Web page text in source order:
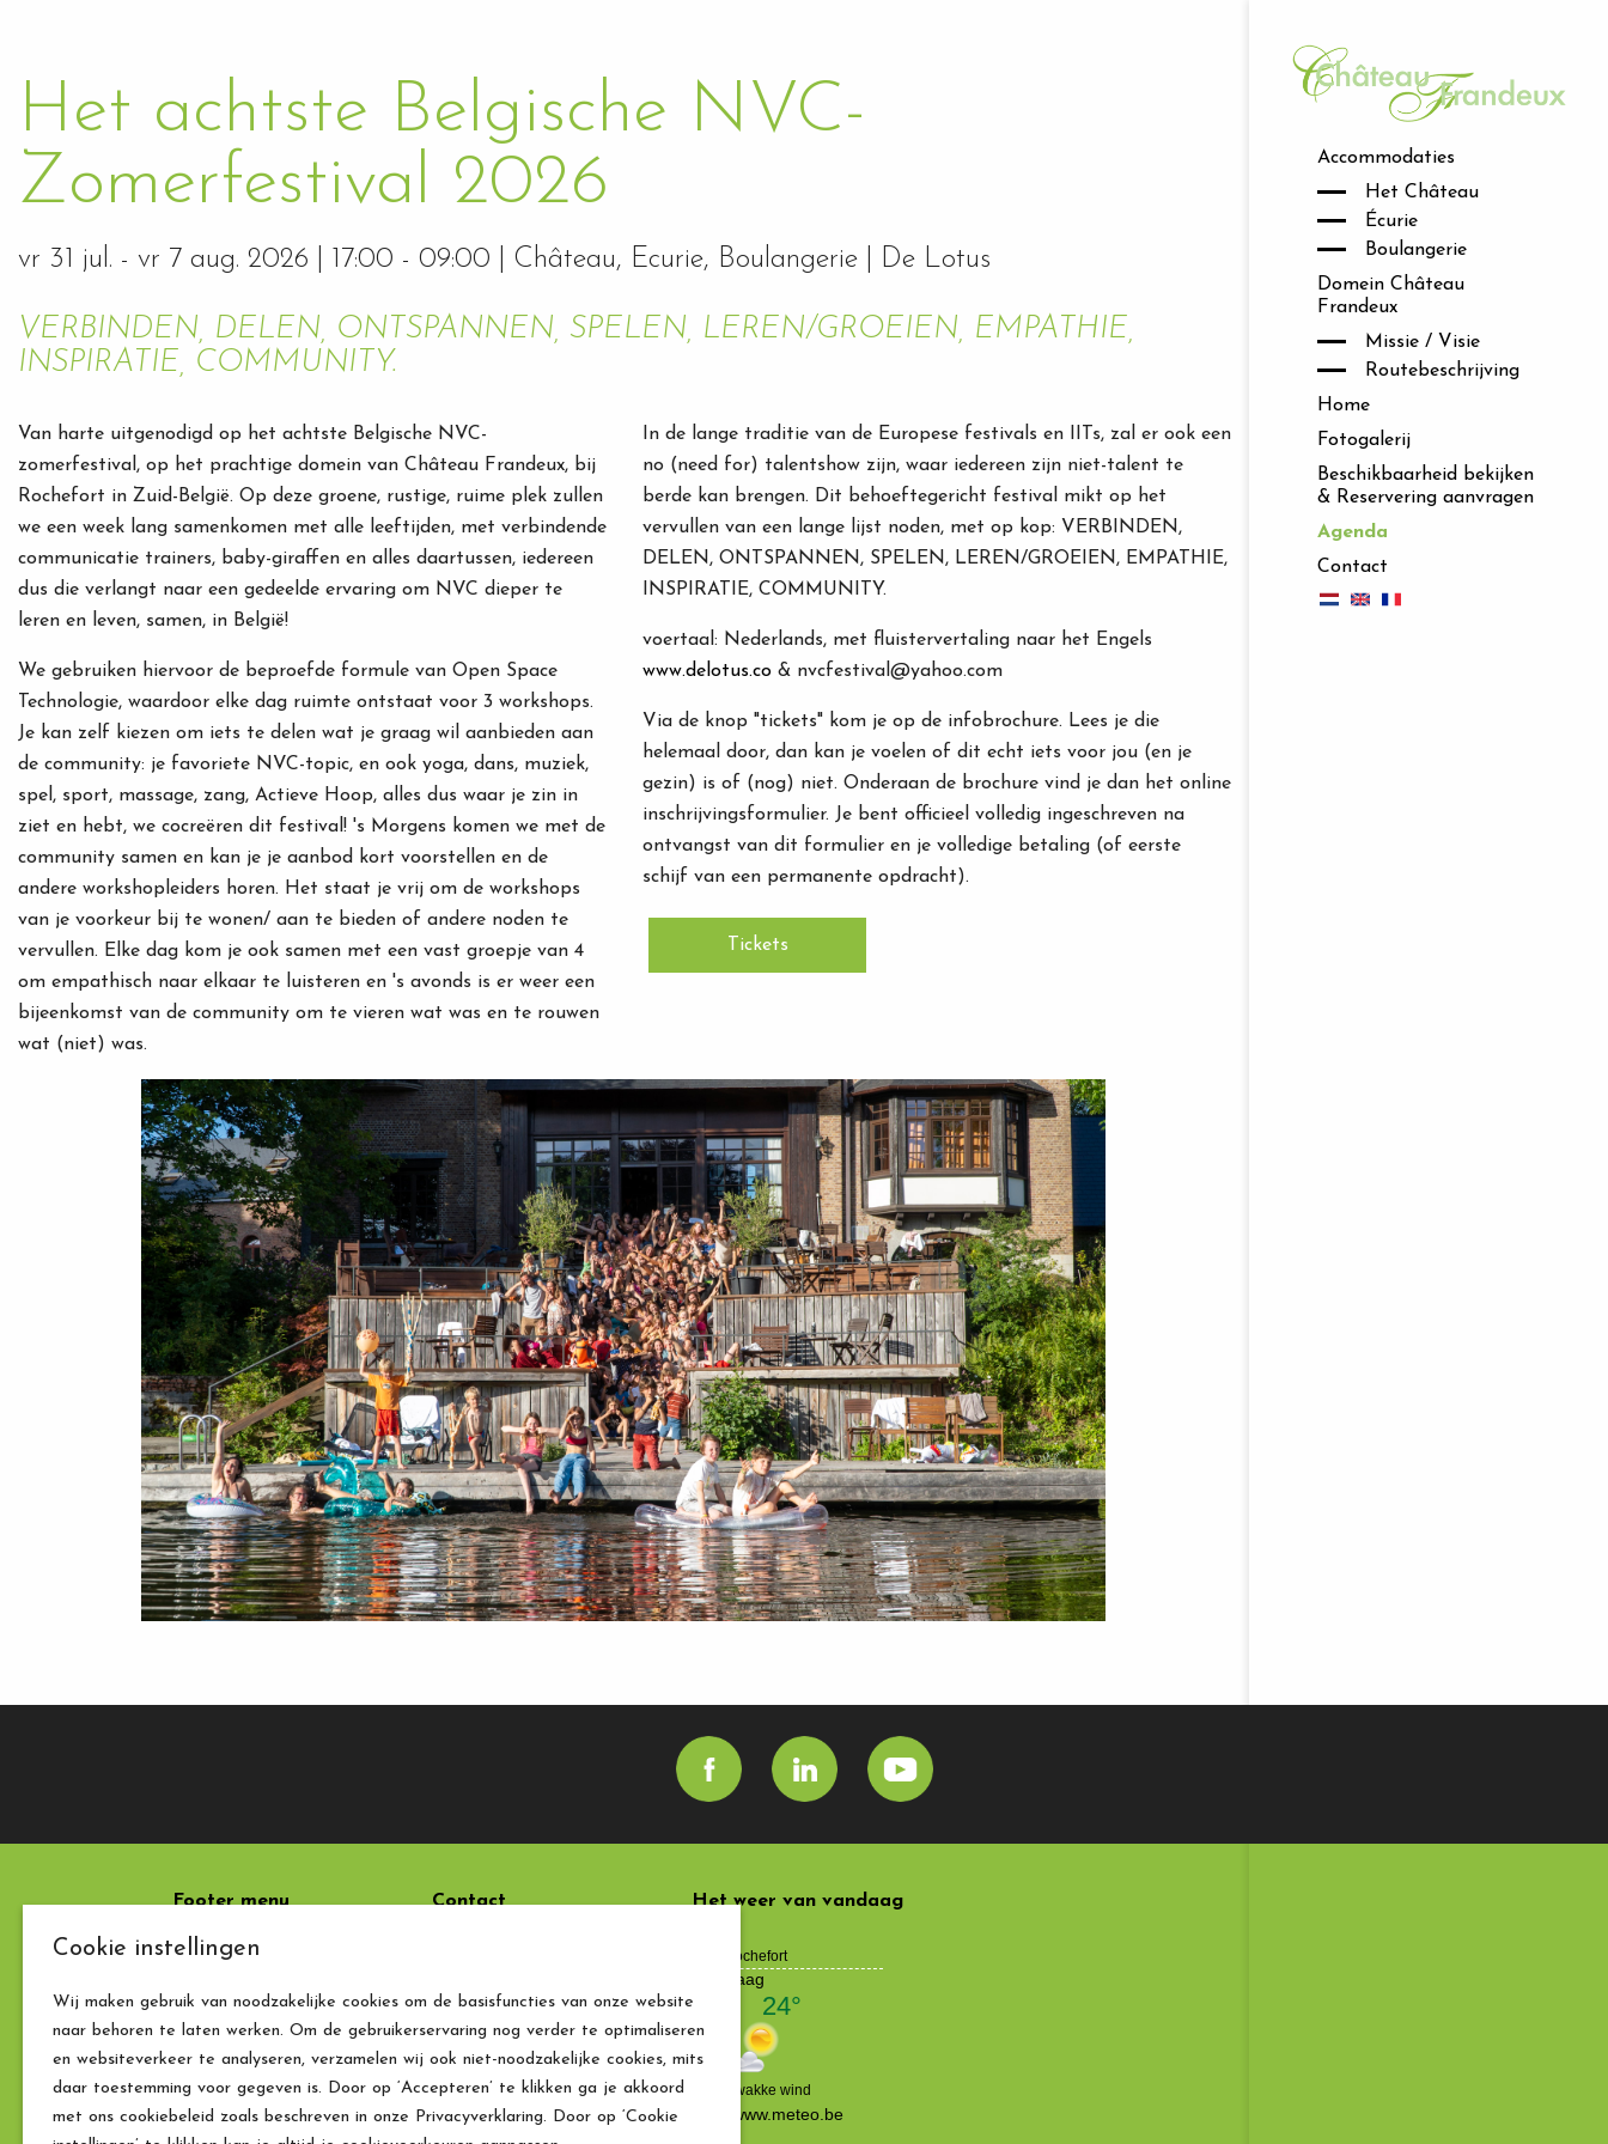
Het achtste Belgische NVC-
Zomerfestival 2026
vr 31 jul. - vr 7 aug. 2026 | 17:00 - 09:00 | Château, Ecurie, Boulangerie | De Lotus
VERBINDEN, DELEN, ONTSPANNEN, SPELEN, LEREN/GROEIEN, EMPATHIE,
INSPIRATIE, COMMUNITY.
Van harte uitgenodigd op het achtste Belgische NVC-
zomerfestival, op het prachtige domein van Château Frandeux, bij
Rochefort in Zuid-België. Op deze groene, rustige, ruime plek zullen
we een week lang samenkomen met alle leeftijden, met verbindende
communicatie trainers, baby-giraffen en alles daartussen, iedereen
dus die verlangt naar een gedeelde ervaring om NVC dieper te
leren en leven, samen, in België!
We gebruiken hiervoor de beproefde formule van Open Space
Technologie, waardoor elke dag ruimte ontstaat voor 3 workshops.
Je kan zelf kiezen om iets te delen wat je graag wil aanbieden aan
de community: je favoriete NVC-topic, en ook yoga, dans, muziek,
spel, sport, massage, zang, Actieve Hoop, alles dus waar je zin in
ziet en hebt, we cocreëren dit festival! 's Morgens komen we met de
community samen en kan je je aanbod kort voorstellen en de
andere workshopleiders horen. Het staat je vrij om de workshops
van je voorkeur bij te wonen/ aan te bieden of andere noden te
vervullen. Elke dag kom je ook samen met een vast groepje van 4
om empathisch naar elkaar te luisteren en 's avonds is er weer een
bijeenkomst van de community om te vieren wat was en te rouwen
wat (niet) was.
In de lange traditie van de Europese festivals en IITs, zal er ook een
no (need for) talentshow zijn, waar iedereen zijn niet-talent te
berde kan brengen. Dit behoeftegericht festival mikt op het
vervullen van een lange lijst noden, met op kop: VERBINDEN,
DELEN, ONTSPANNEN, SPELEN, LEREN/GROEIEN, EMPATHIE,
INSPIRATIE, COMMUNITY.
voertaal: Nederlands, met fluistervertaling naar het Engels
www.delotus.co & nvcfestival@yahoo.com
Via de knop "tickets" kom je op de infobrochure. Lees je die
helemaal door, dan kan je voelen of dit echt iets voor jou (en je
gezin) is of (nog) niet. Onderaan de brochure vind je dan het online
inschrijvingsformulier. Je bent officieel volledig ingeschreven na
ontvangst van dit formulier en je volledige betaling (of eerste
schijf van een permanente opdracht).
Tickets
Accommodaties
Het Château
Écurie
Boulangerie
Domein Château
Frandeux
Missie / Visie
Routebeschrijving
Home
Fotogalerij
Beschikbaarheid bekijken
& Reservering aanvragen
Agenda
Contact
Footer menu
Laatste nieuws
Contact
5580 Mont-Gauthier,
België
0032 (0) 495 8127 48
info@chateaufrandeux.be
Het weer van vandaag
Cookie instellingen
Wij maken gebruik van noodzakelijke cookies om de basisfuncties van onze website
naar behoren te laten werken. Om de gebruikerservaring nog verder te optimaliseren
en websiteverkeer te analyseren, verzamelen wij ook niet-noodzakelijke cookies, mits
daar toestemming voor gegeven is. Door op ‘Accepteren’ te klikken ga je akkoord
met ons cookiebeleid zoals beschreven in onze Privacyverklaring. Door op ‘Cookie